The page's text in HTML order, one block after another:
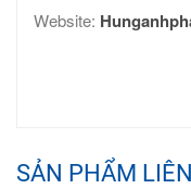
Website:
SẢN PHẨM